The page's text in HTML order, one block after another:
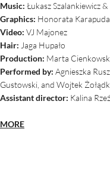
Music: Łukasz Szalankiewicz
Graphics: Honorata Karapuda
Video: VJ Majonez
Hair: Jaga Hupało
Production: Marta
Performed by: Agnieszka
Gustowski, and Wojtek
Assistant director: Kalina
MORE